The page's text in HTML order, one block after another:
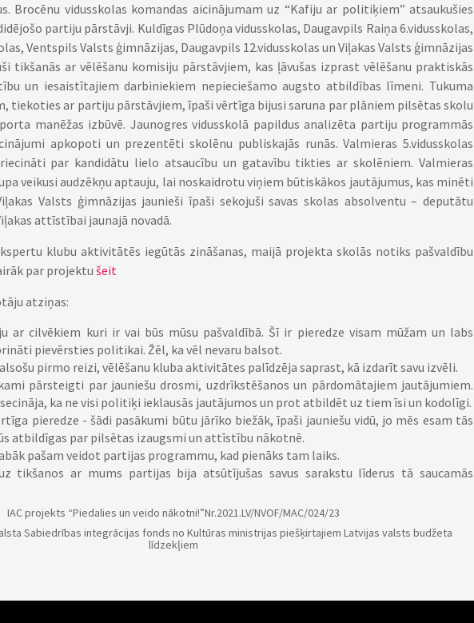
Brocēnu vidusskolas komandas aicinājumam uz “Kafiju ar politiķiem” atsaukušies
partiju pārstāvji. Kuldīgas Plūdoņa vidusskolas, Daugavpils Raiņa 6.vidusskolas,
Ventspils Valsts ģimnāzijas, Daugavpils 12.vidusskolas un Viļakas Valsts ģimnāzijas
tikšanās ar vēlēšanu komisiju pārstāvjiem, kas ļāvušas izprast vēlēšanu praktiskās
un iesaistītajiem darbiniekiem nepieciešamo augsto atbildības līmeni. Tukuma
tiekoties ar partiju pārstāvjiem, īpaši vērtīga bijusi saruna par plāniem pilsētas skolu
manēžas izbūvē. Jaunogres vidusskolā papildus analizēta partiju programmās
apkopoti un prezentēti skolēnu publiskajās runās. Valmieras 5.vidusskolas
par kandidātu lielo atsaucību un gatavību tikties ar skolēniem. Valmieras
veikusi audzēkņu aptauju, lai noskaidrotu viņiem būtiskākos jautājumus, kas minēti
Valsts ģimnāzijas jaunieši īpaši sekojuši savas skolas absolventu – deputātu
attīstībai jaunajā novadā.
klubu aktivitātēs iegūtās zināšanas, maijā projekta skolās notiks pašvaldību
par projektu šeit
atziņas:
ar cilvēkiem kuri ir vai būs mūsu pašvaldībā. Šī ir pieredze visam mūžam un labs
pievērsties politikai. Žēl, ka vēl nevaru balsot.
pirmo reizi, vēlēšanu kluba aktivitātes palīdzēja saprast, kā izdarīt savu izvēli.
pārsteigti par jauniešu drosmi, uzdrīkstēšanos un pārdomātajiem jautājumiem.
ka ne visi politiķi ieklausās jautājumos un prot atbildēt uz tiem īsi un kodolīgi.
pieredze - šādi pasākumi būtu jārīko biežāk, īpaši jauniešu vidū, jo mēs esam tās
atbildīgas par pilsētas izaugsmi un attīstību nākotnē.
pašam veidot partijas programmu, kad pienāks tam laiks.
tikšanos ar mums partijas bija atsūtījušas savus sarakstu līderus tā saucamās
IAC projekts “Piedalies un veido nākotni!”Nr.2021.LV/NVOF/MAC/024/23
Sabiedrības integrācijas fonds no Kultūras ministrijas piešķirtajiem Latvijas valsts budžeta
līdzekļiem